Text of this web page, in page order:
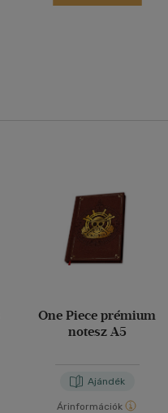
One Piece prémium
notesz A5
Ajándék
Árinformációk